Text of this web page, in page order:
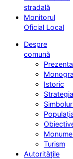
stradală
Monitorul
Oficial Local
Despre
comună
Istoric
Turism
Autoritățile